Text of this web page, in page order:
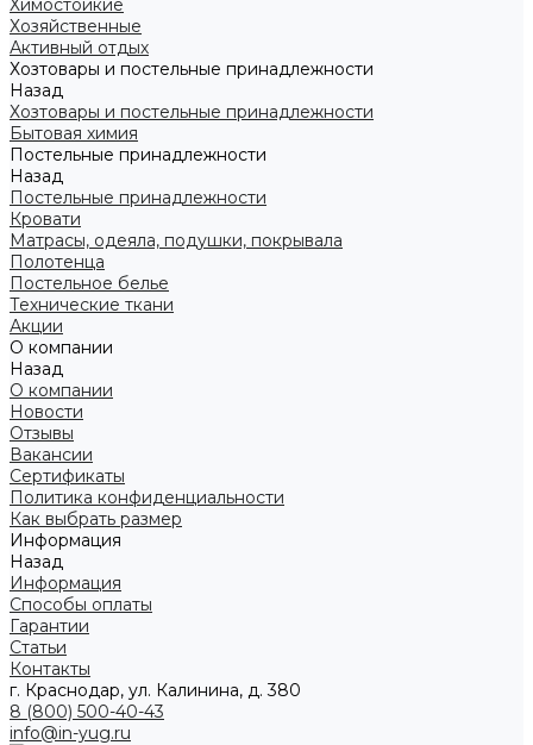
Химостойкие
Хозяйственные
Активный отдых
Хозтовары и постельные принадлежности
Назад
Хозтовары и постельные принадлежности
Бытовая химия
Постельные принадлежности
Назад
Постельные принадлежности
Кровати
Матрасы, одеяла, подушки, покрывала
Полотенца
Постельное белье
Технические ткани
Акции
О компании
Назад
О компании
Новости
Отзывы
Вакансии
Сертификаты
Политика конфиденциальности
Как выбрать размер
Информация
Назад
Информация
Способы оплаты
Гарантии
Статьи
Контакты
г. Краснодар, ул. Калинина, д. 380
8 (800) 500-40-43
info@in-yug.ru